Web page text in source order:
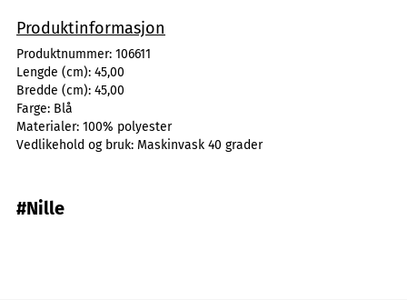
Produktinformasjon
Produktnummer: 106611
Lengde (cm): 45,00
Bredde (cm): 45,00
Farge: Blå
Materialer: 100% polyester
Vedlikehold og bruk: Maskinvask 40 grader
#Nille